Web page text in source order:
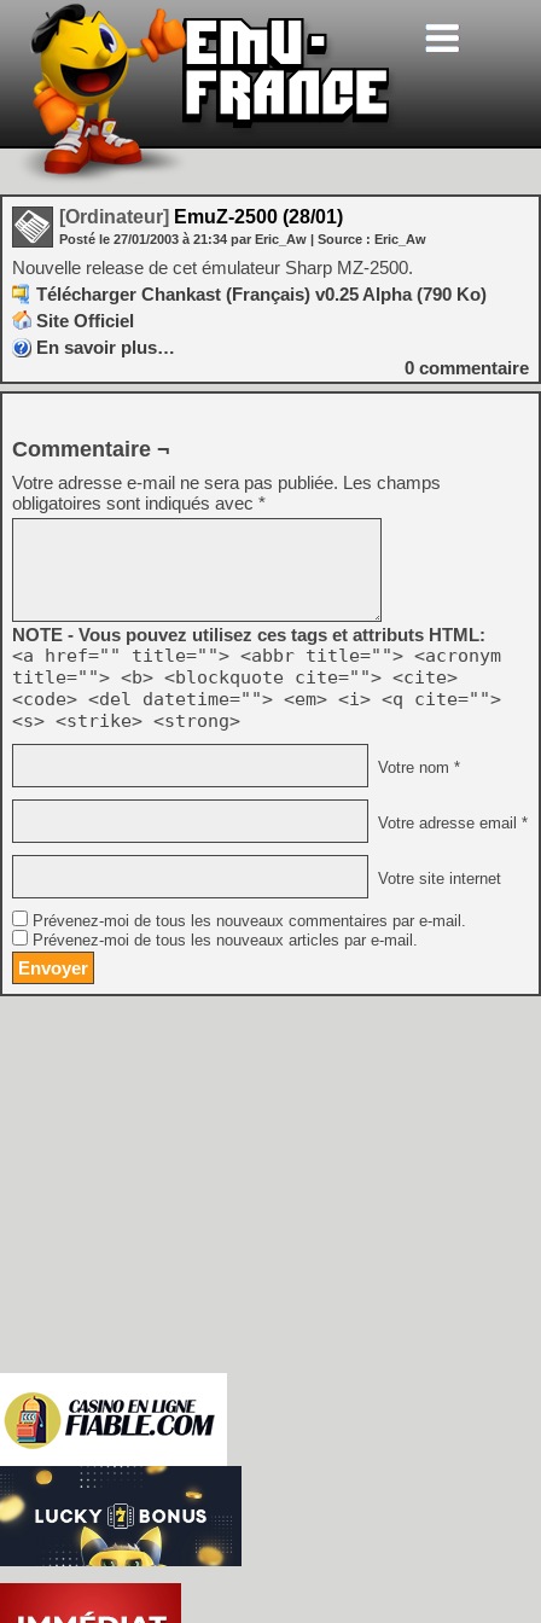
[Ordinateur] EmuZ-2500 (28/01)
Posté le 27/01/2003 à 21:34 par Eric_Aw | Source : Eric_Aw
Nouvelle release de cet émulateur Sharp MZ-2500.
Télécharger Chankast (Français) v0.25 Alpha (790 Ko)
Site Officiel
En savoir plus…
0 commentaire
Commentaire ¬
Votre adresse e-mail ne sera pas publiée. Les champs
obligatoires sont indiqués avec *
NOTE - Vous pouvez utilisez ces tags et attributs HTML:
<a href="" title=""> <abbr title=""> <acronym
title=""> <b> <blockquote cite=""> <cite>
<code> <del datetime=""> <em> <i> <q cite="">
<s> <strike> <strong>
Votre nom *
Votre adresse email *
Votre site internet
Prévenez-moi de tous les nouveaux commentaires par e-mail.
Prévenez-moi de tous les nouveaux articles par e-mail.